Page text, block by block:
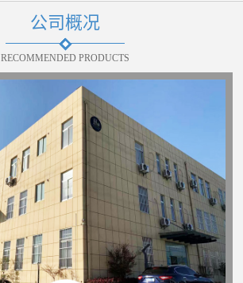
公司概况
RECOMMENDED PRODUCTS